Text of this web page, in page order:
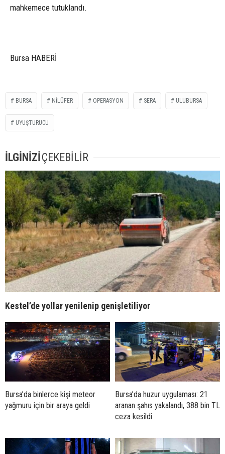
mahkemece tutuklandı.
Bursa HABERİ
BURSA NILÜFER OPERASYON SERA ULUBURSA
UYUŞTURUCU
İLGİNİZİÇEKEBİLİR
Kestel’de yollar yenilenip genişletiliyor
Bursa’da binlerce kişi meteor
yağmuru için bir araya geldi
Bursa’da huzur uygulaması: 21
aranan şahıs yakalandı, 388 bin TL
ceza kesildi